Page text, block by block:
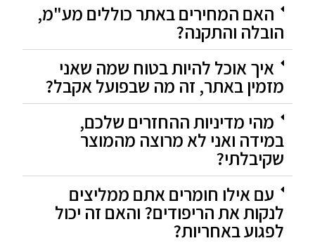
האם המחירים באתר כוללים מע"מ,
הובלה והתקנה?
איך אוכל להיות בטוח שמה שאני
מזמין באתר, זה מה שבפועל אקבל?
מהי מדיניות ההחזרים שלכם,
במידה ואני לא מרוצה מהמוצר
שקיבלתי?
עם אילו חומרים אתם ממליצים
לנקות את הריפודים? והאם זה יכול
לפגוע באחריות?